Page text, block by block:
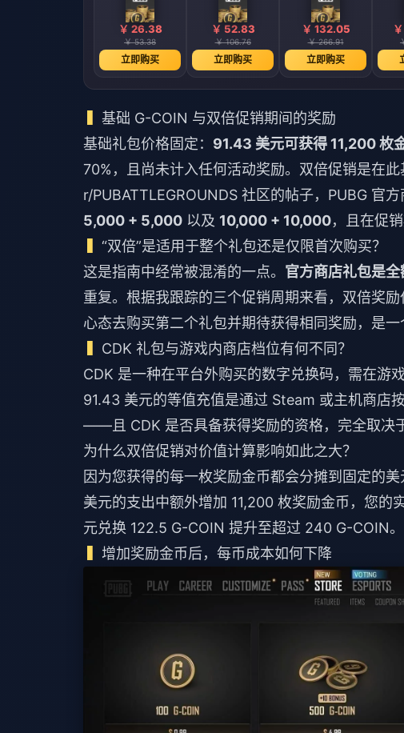
￥ 26.38
￥ 53.38
立即购买
￥ 52.83
￥ 106.76
立即购买
￥ 132.05
￥ 266.91
立即购买
基础 G-COIN 与双倍促销期间的奖励
基础礼包价格固定： 91.43 美元可获得 11,200 枚
70%，且尚未计入任何活动奖励。双倍促销是在
r/PUBATTLEGROUNDS 社区的帖子，PUBG 官
5,000 + 5,000 以及 10,000 + 10,000，且在促
“双倍”是适用于整个礼包还是仅限首次购买？
这是指南中经常被混淆的一点。 官方商店礼包是
重复。根据我跟踪的三个促销周期来看，双倍奖
心态去购买第二个礼包并期待获得相同奖励，是一
CDK 礼包与游戏内商店档位有何不同？
CDK 是一种在平台外购买的数字兑换码，需在游
91.43 美元的等值充值是通过 Steam 或主机商店
——且 CDK 是否具备获得奖励的资格，完全取决
为什么双倍促销对价值计算影响如此之大？
因为您获得的每一枚奖励金币都会分摊到固定的
美元的支出中额外增加 11,200 枚奖励金币，您
元兑换 122.5 G-COIN 提升至超过 240 G-COIN。
增加奖励金币后，每币成本如何下降